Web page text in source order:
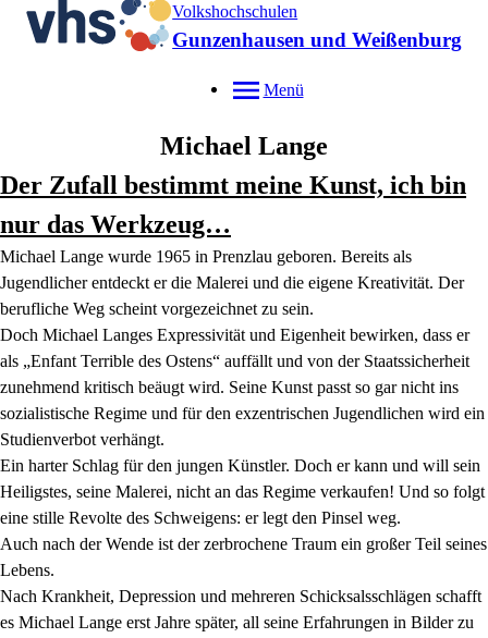
Volkshochschulen
Gunzenhausen und Weißenburg
Menü
Michael Lange
Der Zufall bestimmt meine Kunst, ich bin
nur das Werkzeug…
Michael Lange wurde 1965 in Prenzlau geboren. Bereits als
Jugendlicher entdeckt er die Malerei und die eigene Kreativität. Der
berufliche Weg scheint vorgezeichnet zu sein.
Doch Michael Langes Expressivität und Eigenheit bewirken, dass er
als „Enfant Terrible des Ostens“ auffällt und von der Staatssicherheit
zunehmend kritisch beäugt wird. Seine Kunst passt so gar nicht ins
sozialistische Regime und für den exzentrischen Jugendlichen wird ein
Studienverbot verhängt.
Ein harter Schlag für den jungen Künstler. Doch er kann und will sein
Heiligstes, seine Malerei, nicht an das Regime verkaufen! Und so folgt
eine stille Revolte des Schweigens: er legt den Pinsel weg.
Auch nach der Wende ist der zerbrochene Traum ein großer Teil seines
Lebens.
Nach Krankheit, Depression und mehreren Schicksalsschlägen schafft
es Michael Lange erst Jahre später, all seine Erfahrungen in Bilder zu